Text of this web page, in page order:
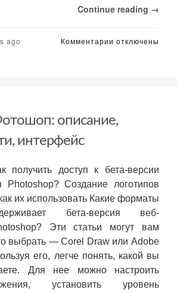
Continue reading →
ago Комментарии к
на
отключены
описание,
интерфейс
получить доступ к бета-версии
Photoshop? Создание логотипов
их использовать Какие форматы
бета-версия веб-
Эти статьи могут вам
выбрать — Corel Draw или Adobe
его, легче понять, какой вы
Для нее можно настроить
установить уровень